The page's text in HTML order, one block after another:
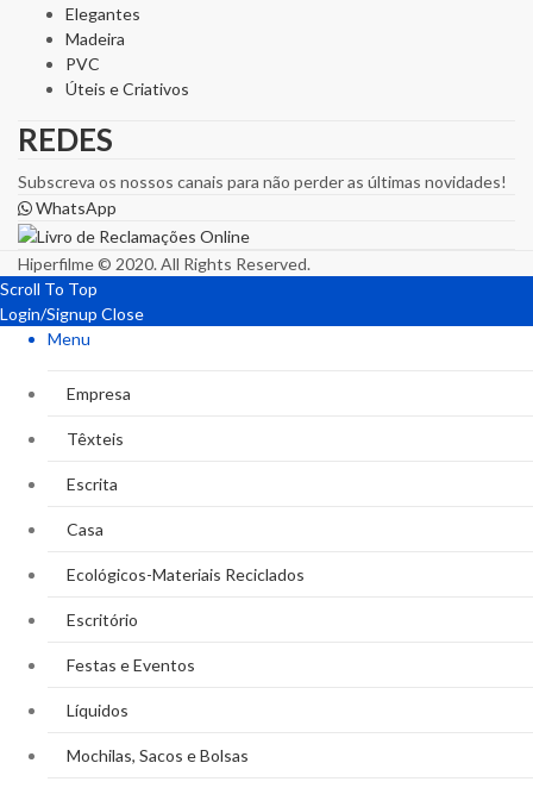
Elegantes
Madeira
PVC
Úteis e Criativos
REDES
Subscreva os nossos canais para não perder as últimas novidades!
WhatsApp
Hiperfilme © 2020. All Rights Reserved.
Scroll To Top
Login/Signup Close
Menu
Empresa
Têxteis
Escrita
Casa
Ecológicos-Materiais Reciclados
Escritório
Festas e Eventos
Líquidos
Mochilas, Sacos e Bolsas